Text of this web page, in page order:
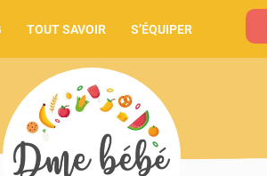
TOUT SAVOIR S’ÉQUIPER